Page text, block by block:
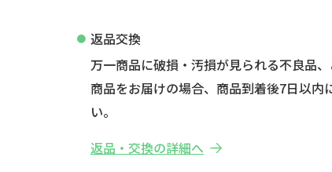
返品交換
万一商品に破損・汚損が見られる不良品
商品をお届けの場合、商品到着後7日以内
い。
返品・交換の詳細へ